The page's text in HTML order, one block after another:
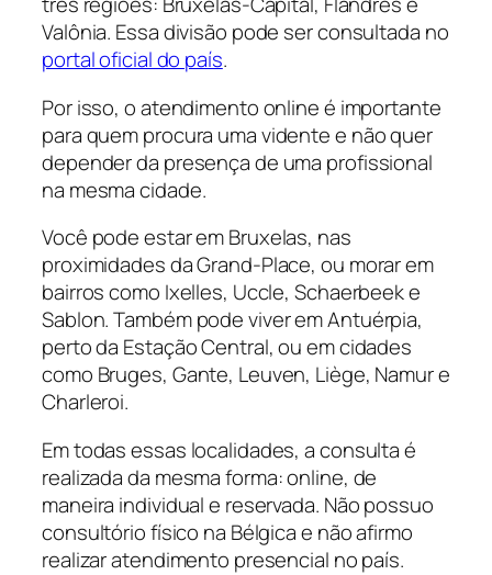
Valônia. Essa divisão pode ser consultada no
portal oficial do país.
Por isso, o atendimento online é importante
para quem procura uma vidente e não quer
depender da presença de uma profissional
na mesma cidade.
Você pode estar em Bruxelas, nas
proximidades da Grand-Place, ou morar em
bairros como Ixelles, Uccle, Schaerbeek e
Sablon. Também pode viver em Antuérpia,
perto da Estação Central, ou em cidades
como Bruges, Gante, Leuven, Liège, Namur e
Charleroi.
Em todas essas localidades, a consulta é
realizada da mesma forma: online, de
maneira individual e reservada. Não possuo
consultório físico na Bélgica e não afirmo
realizar atendimento presencial no país.